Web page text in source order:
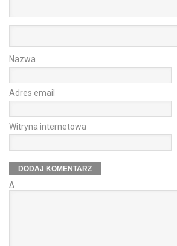
Nazwa
Adres email
Witryna internetowa
Δ